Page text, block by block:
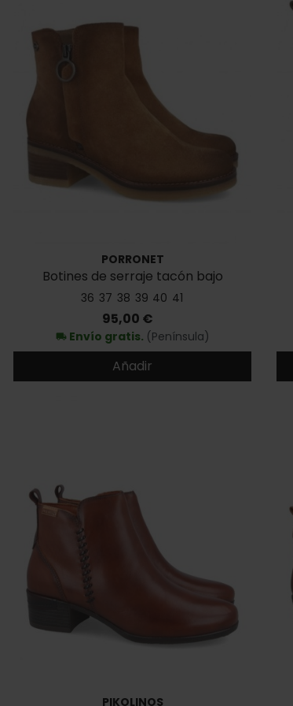
PORRONET
Botines de serraje tacón bajo
Porronet 4831
36 37 38 39 40 41
Precio
95,00 €
local_shipping Envío gratis. (Península)
Añadir
PIKOLINOS